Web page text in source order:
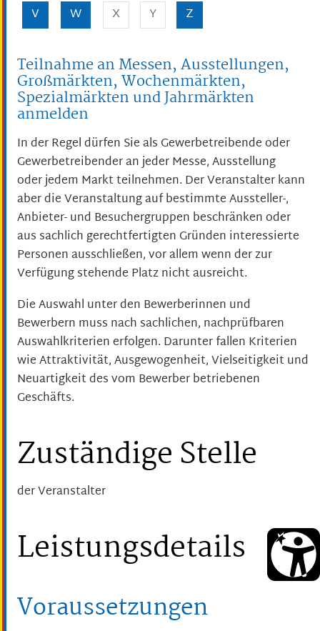
V
W X Y Z
Teilnahme an Messen, Ausstellungen,
Großmärkten, Wochenmärkten,
Spezialmärkten und Jahrmärkten
anmelden
In der Regel dürfen Sie als Gewerbetreibende oder
Gewerbetreibender an jeder Messe, Ausstellung
oder jedem Markt teilnehmen. Der Veranstalter kann
aber die Veranstaltung auf bestimmte Aussteller-,
Anbieter- und Besuchergruppen beschränken oder
aus sachlich gerechtfertigten Gründen interessierte
Personen ausschließen, vor allem wenn der zur
Verfügung stehende Platz nicht ausreicht.
Die Auswahl unter den Bewerberinnen und
Bewerbern muss nach sachlichen, nachprüfbaren
Auswahlkriterien erfolgen. Darunter fallen Kriterien
wie Attraktivität, Ausgewogenheit, Vielseitigkeit und
Neuartigkeit des vom Bewerber betriebenen
Geschäfts.
Zuständige Stelle
der Veranstalter
Leistungsdetails
Voraussetzungen